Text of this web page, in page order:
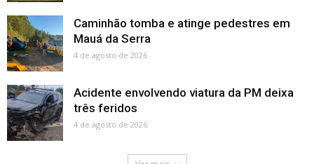
Caminhão tomba e atinge pedestres em
Mauá da Serra
4 de agosto de 2026
Acidente envolvendo viatura da PM deixa
três feridos
4 de agosto de 2026